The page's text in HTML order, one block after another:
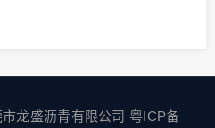
龙盛沥青有限公司 粤ICP备